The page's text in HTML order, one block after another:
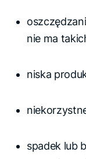
nie ma
niska
spadek lub